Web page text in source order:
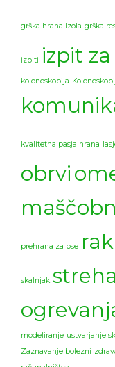
grška hrana Izola grška
izpiti izpit
kolonoskopija
kvalitetna pasja hrana
obrvi
prehrana za pse rak
skalnjak streha
modeliranje ustvarjanje
Zaznavanje bolezni